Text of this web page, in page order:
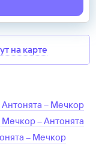
на карте
Антонята – Мечкор
Мечкор–Антонята
– Мечкор